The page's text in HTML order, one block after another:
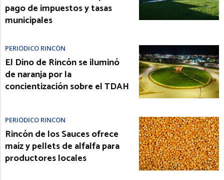
pago de impuestos y tasas
municipales
PERIÓDICO RINCÓN
El Dino de Rincón se iluminó
de naranja por la
concientización sobre el TDAH
PERIÓDICO RINCÓN
Rincón de los Sauces ofrece
maíz y pellets de alfalfa para
productores locales